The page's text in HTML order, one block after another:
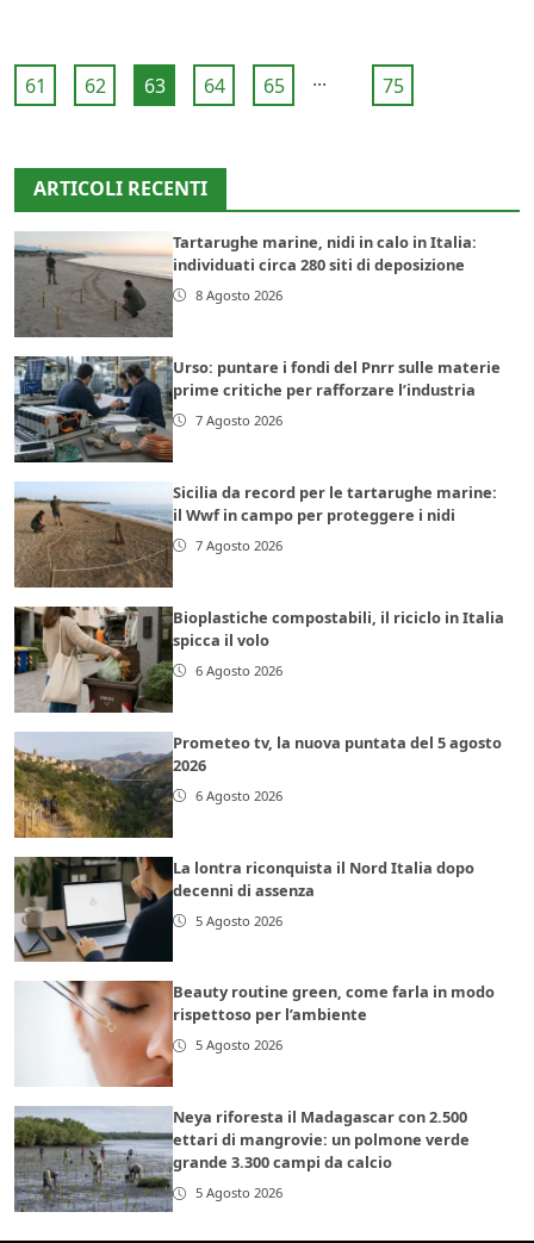
61 62 63 64 65 ... 75
ARTICOLI RECENTI
Tartarughe marine, nidi in calo in Italia:
individuati circa 280 siti di deposizione
8 Agosto 2026
Urso: puntare i fondi del Pnrr sulle materie
prime critiche per rafforzare l’industria
7 Agosto 2026
Sicilia da record per le tartarughe marine:
il Wwf in campo per proteggere i nidi
7 Agosto 2026
Bioplastiche compostabili, il riciclo in Italia
spicca il volo
6 Agosto 2026
Prometeo tv, la nuova puntata del 5 agosto
2026
6 Agosto 2026
La lontra riconquista il Nord Italia dopo
decenni di assenza
5 Agosto 2026
Beauty routine green, come farla in modo
rispettoso per l’ambiente
5 Agosto 2026
Neya riforesta il Madagascar con 2.500
ettari di mangrovie: un polmone verde
grande 3.300 campi da calcio
5 Agosto 2026